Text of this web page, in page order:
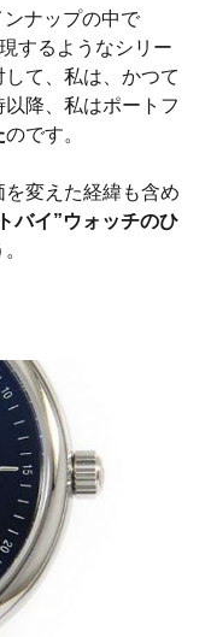
ナップの中で
するようなシリー
て、私は、かつて
降、私はポートフ
のです。
変えた経緯も含め
バイ”ウォッチのひ